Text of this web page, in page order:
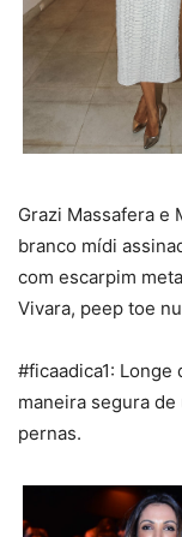
Grazi Massafera e
branco mídi
com escarpim
Vivara, peep toe
#ficaadica1:
maneira segura
pernas.